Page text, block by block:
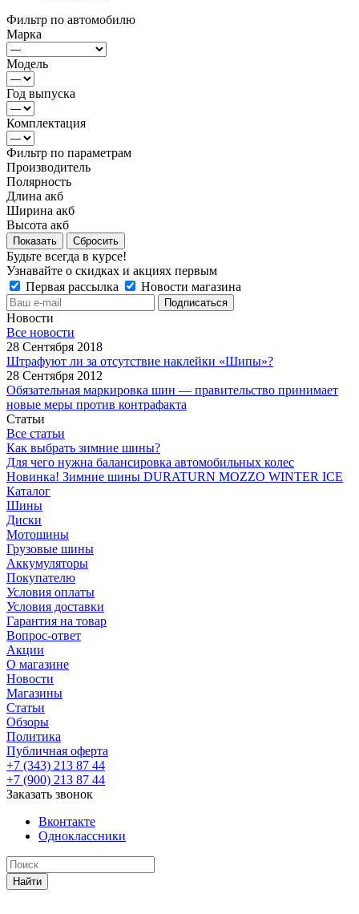
Фильтр по автомобилю
Марка
Модель
Год выпуска
Комплектация
Фильтр по параметрам
Производитель
Полярность
Длина акб
Ширина акб
Высота акб
Сбросить
Будьте всегда в курсе!
Узнавайте о скидках и акциях первым
Первая рассылка
Новости магазина
Новости
Все новости
28 Сентября 2018
Штрафуют ли за отсутствие наклейки «Шипы»?
28 Сентября 2012
Обязательная маркировка шин — правительство принимает
новые меры против контрафакта
Статьи
Все статьи
Как выбрать зимние шины?
Для чего нужна балансировка автомобильных колес
Новинка! Зимние шины DURATURN MOZZO WINTER ICE
Каталог
Шины
Диски
Мотошины
Грузовые шины
Аккумуляторы
Покупателю
Условия оплаты
Условия доставки
Гарантия на товар
Вопрос-ответ
Акции
О магазине
Новости
Магазины
Статьи
Обзоры
Политика
Публичная оферта
+7 (343) 213 87 44
+7 (900) 213 87 44
Заказать звонок
Вконтакте
Одноклассники
Найти